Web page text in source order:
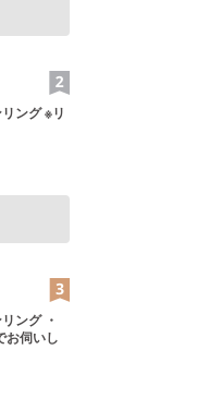
グ ※リ
ング ・